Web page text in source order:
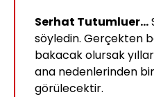
Serhat Tutumluer...
söyledin. Gerçekten
bakacak olursak
ana nedenlerinden
görülecektir.